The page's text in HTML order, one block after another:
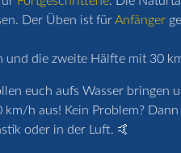
Der Üben ist fürAnfänger
die zweite Hälfte mit 30
euch aufs Wasser bringen
h aus! Kein Problem?
oder in der Luft. 🤙